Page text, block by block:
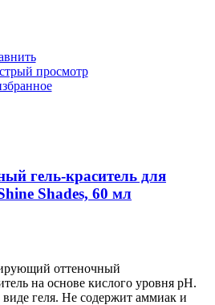
просмотр
гель-краситель для
Shades, 60 мл
оттеночный
на основе кислого уровня pH.
виде геля. Не содержит аммиак и